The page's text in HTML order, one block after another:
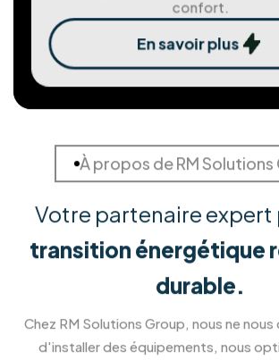
Solution de stockage
Stockez votre énergie pour une
maximale.
En savoir plus
Installation de
Véranda